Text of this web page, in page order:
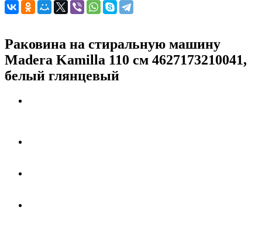
Раковина на стиральную машину
Madera Kamilla 110 см 4627173210041,
белый глянцевый